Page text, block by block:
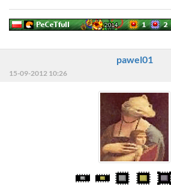
pawel01
15-09-2012 10:26